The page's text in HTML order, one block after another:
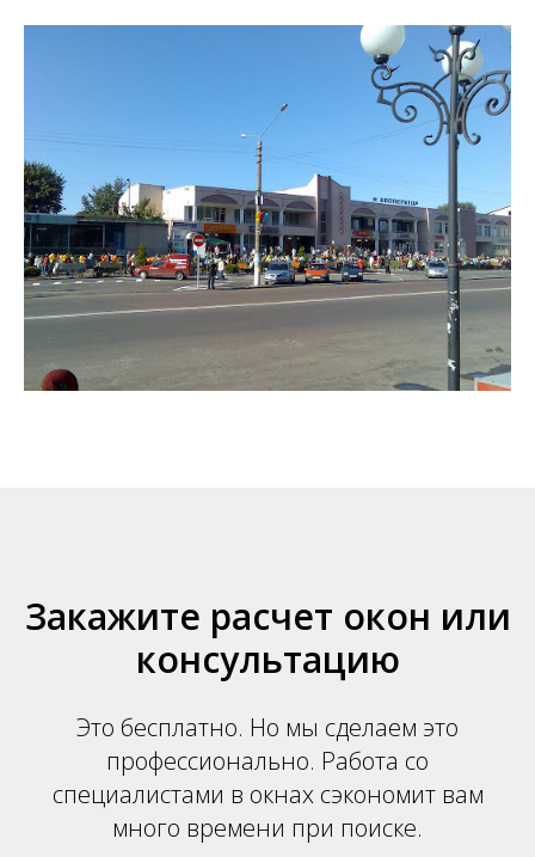
Закажите расчет окон или
консультацию
Это бесплатно. Но мы сделаем это
профессионально. Работа со
специалистами в окнах сэкономит вам
много времени при поиске.